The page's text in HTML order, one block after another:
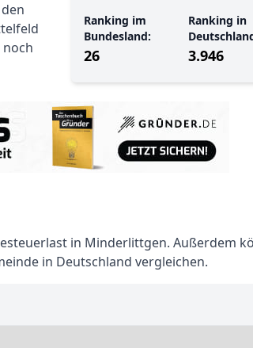
Ranking im
Bundesland:
26
Ranking in
3.946
in Minderlittgen. Außerdem
in Deutschland vergleichen.